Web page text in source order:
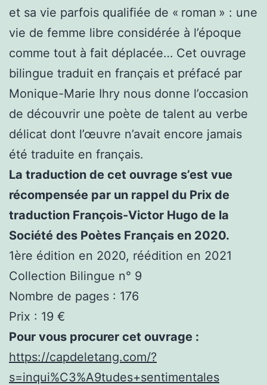
et sa vie parfois qualifiée de « roman » : une
vie de femme libre considérée à l’époque
comme tout à fait déplacée… Cet ouvrage
bilingue traduit en français et préfacé par
Monique-Marie Ihry nous donne l’occasion
de découvrir une poète de talent au verbe
délicat dont l’œuvre n’avait encore jamais
été traduite en français.
La traduction de cet ouvrage s’est vue
récompensée par un rappel du Prix de
traduction François-Victor Hugo de la
Société des Poètes Français en 2020.
1ère édition en 2020, réédition en 2021
Collection Bilingue n° 9
Nombre de pages : 176
Prix : 19 €
Pour vous procurer cet ouvrage :
https://capdeletang.com/?
s=inqui%C3%A9tudes+sentimentales